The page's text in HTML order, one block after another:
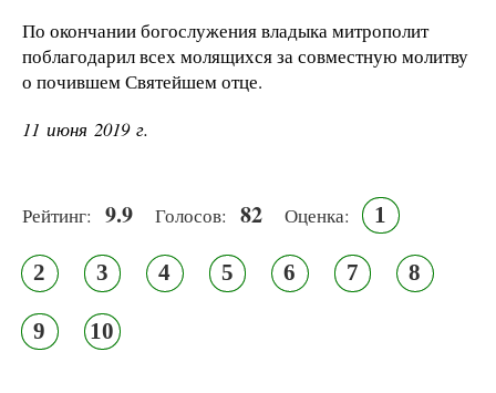
По окончании богослужения владыка митрополит
поблагодарил всех молящихся за совместную молитву
о почившем Святейшем отце.
11 июня 2019 г.
Рейтинг: 9.9 Голосов: 82 Оценка: 1
2 3 4 5 6 7 8
9 10